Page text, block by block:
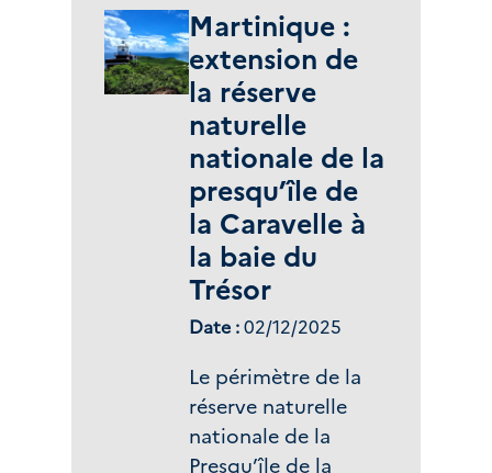
Phoenix à exploiter,
pour une durée de
quatre ans, une
mine aurifère sur la
crique Citron à
Grand Santi, ainsi
qu’une décision
implicite du 31
octobre 2022 du
même préfet
en demeure cette
même société de
demander une
dérogation aux
dispositions du
Martinique :
extension de
la réserve
naturelle
nationale de la
presqu’île de
la Caravelle à
la baie du
Trésor
Date : 02/12/2025
Le périmètre de la
réserve naturelle
nationale de la
Presqu’île de la